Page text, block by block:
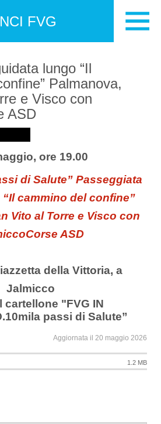
FVG
lungo “Il
Palmanova,
e Visco con
ASD
ore 19.00
di Salute” Passeggiata
cammino del confine”
Vito al Torre e Visco con
ASD
della Vittoria, a
Jalmicco
cartellone "FVG IN
passi di Salute”
Aggiornata il 20 maggio 2026
1.2 MB